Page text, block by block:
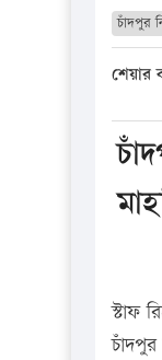
চাঁদপুর
স্টাফ